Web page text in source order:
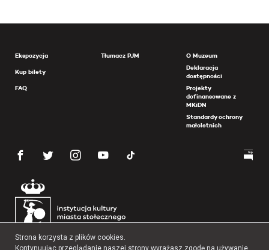
Ekspozycja
Kup bilety
FAQ
Tłumacz PJM
O Muzeum
Deklaracja
dostępności
Projekty
dofinansowane z
MKiDN
Standardy ochrony
małoletnich
Strona korzysta z plików cookies.
Kontynuując przeglądanie naszej strony wyrażasz zgodę na używanie